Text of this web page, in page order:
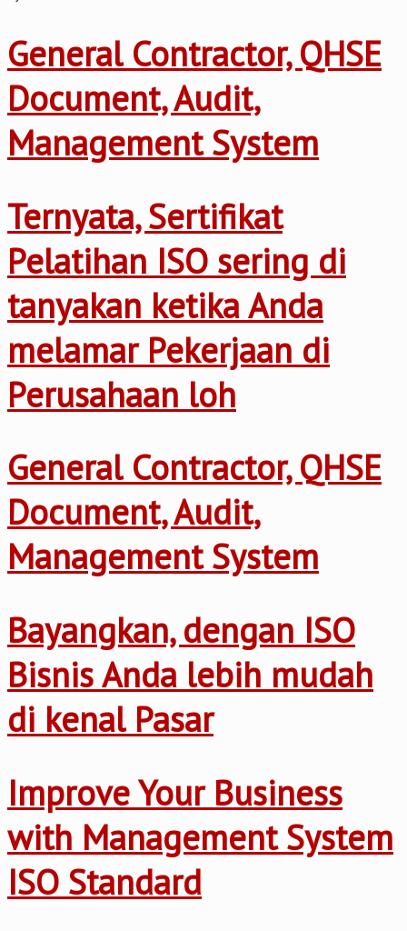
General Contractor, QHSE
Document, Audit,
Management System
Ternyata, Sertifikat
Pelatihan ISO sering di
tanyakan ketika Anda
melamar Pekerjaan di
Perusahaan loh
General Contractor, QHSE
Document, Audit,
Management System
Bayangkan, dengan ISO
Bisnis Anda lebih mudah
di kenal Pasar
Improve Your Business
with Management System
ISO Standard